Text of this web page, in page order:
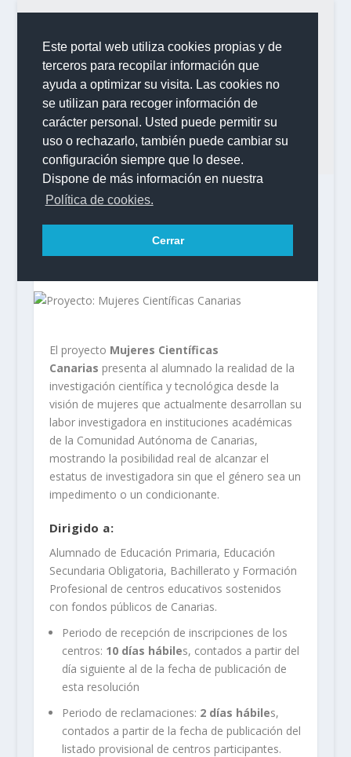
Este portal web utiliza cookies propias y de
terceros para recopilar información que
ayuda a optimizar su visita. Las cookies no
se utilizan para recoger información de
carácter personal. Usted puede permitir su
uso o rechazarlo, también puede cambiar su
configuración siempre que lo desee.
Dispone de más información en nuestra
Política de cookies.
Cerrar
Proyecto: Mujeres Científicas Canarias
El proyecto Mujeres Científicas
Canarias presenta al alumnado la realidad de la
investigación científica y tecnológica desde la
visión de mujeres que actualmente desarrollan su
labor investigadora en instituciones académicas
de la Comunidad Autónoma de Canarias,
mostrando la posibilidad real de alcanzar el
estatus de investigadora sin que el género sea un
impedimento o un condicionante.
Dirigido a:
Alumnado de Educación Primaria, Educación
Secundaria Obligatoria, Bachillerato y Formación
Profesional de centros educativos sostenidos
con fondos públicos de Canarias.
Periodo de recepción de inscripciones de los
centros: 10 días hábiles, contados a partir del
día siguiente al de la fecha de publicación de
esta resolución
Periodo de reclamaciones: 2 días hábiles,
contados a partir de la fecha de publicación del
listado provisional de centros participantes.